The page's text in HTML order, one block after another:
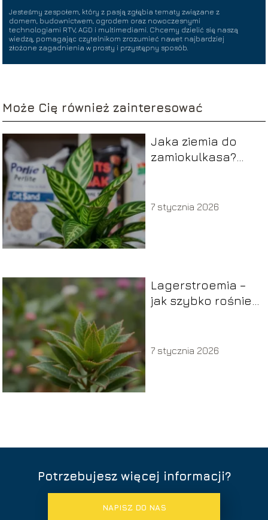
Jesteśmy zespołem, który z pasją zgłębia tematy związane z
domem, budownictwem, ogrodem oraz nowoczesnymi
technologiami RTV, AGD i multimediami. Chcemy dzielić się naszą
wiedzą, pomagając czytelnikom zrozumieć nawet najbardziej
złożone zagadnienia w prosty i przystępny sposób.
Może Cię również zainteresować
Jaka ziemia do
zamiokulkasa?
rośliny
7 stycznia 2026
Lagerstroemia –
jak szybko rośnie i
7 stycznia 2026
Potrzebujesz więcej informacji?
NAPISZ DO NAS